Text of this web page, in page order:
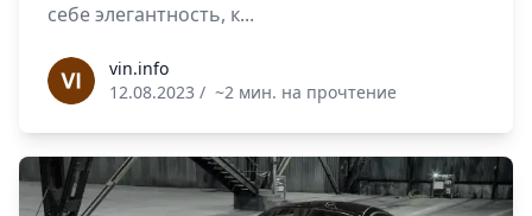
себе элегантность, к...
vin.infovin.info
12.08.2023 / ~2 мин. на прочтение